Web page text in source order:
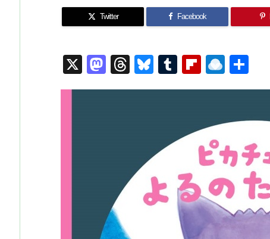
Twitter Facebook
X
M
a
T
hr
Bl
u
y
T
u
r
Fl
ip
o
ar
d
R
ai
dr
o
p.
io
有